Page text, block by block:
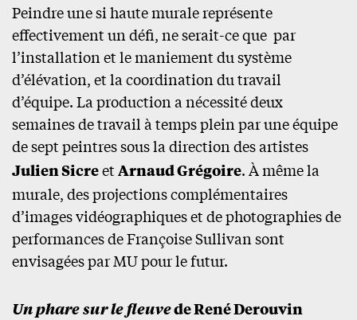
Peindre une si haute murale représente
effectivement un défi, ne serait-ce que par
l’installation et le maniement du système
d’élévation, et la coordination du travail
d’équipe. La production a nécessité deux
semaines de travail à temps plein par une équipe
de sept peintres sous la direction des artistes
Julien SicreetArnaud Grégoire. À même la
murale, des projections complémentaires
d’images vidéographiques et de photographies de
performances de Françoise Sullivan sont
envisagées par MU pour le futur.
Un phare sur le fleuvede René Derouvin